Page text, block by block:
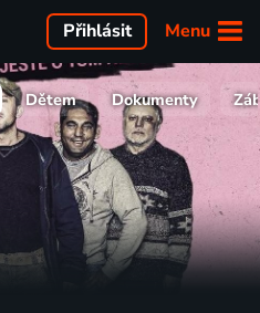
Menu
Přihlásit
Dětem Dokumenty